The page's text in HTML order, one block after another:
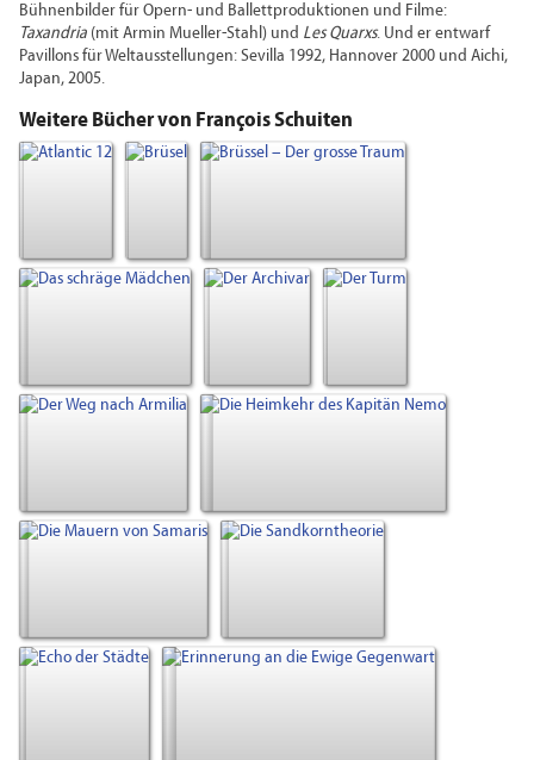
Bühnenbilder für Opern- und Ballettproduktionen und Filme:
Taxandria (mit Armin Mueller-Stahl) und Les Quarxs. Und er entwarf
Pavillons für Weltausstellungen: Sevilla 1992, Hannover 2000 und Aichi,
Japan, 2005.
Weitere Bücher von François Schuiten